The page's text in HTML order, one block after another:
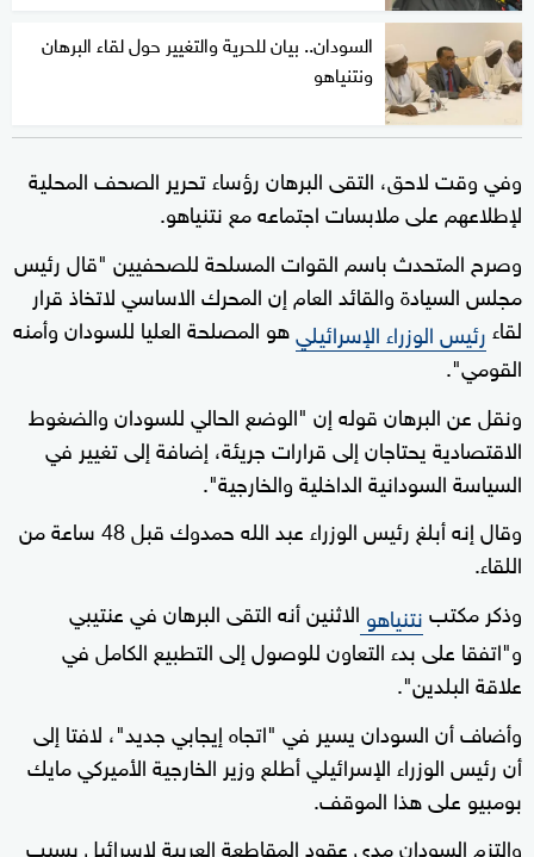
السودان.. بيان للحرية والتغيير حول لقاء البرهان
ونتنياهو
وفي وقت لاحق، التقى البرهان رؤساء تحرير الصحف المحلية
لإطلاعهم على ملابسات اجتماعه مع نتنياهو.
وصرح المتحدث باسم القوات المسلحة للصحفيين "قال رئيس
مجلس السيادة والقائد العام إن المحرك الاساسي لاتخاذ قرار
لقاء رئيس الوزراء الإسرائيليهو المصلحة العليا للسودان وأمنه
القومي".
ونقل عن البرهان قوله إن "الوضع الحالي للسودان والضغوط
الاقتصادية يحتاجان إلى قرارات جريئة، إضافة إلى تغيير في
السياسة السودانية الداخلية والخارجية".
وقال إنه أبلغ رئيس الوزراء عبد الله حمدوك قبل 48 ساعة من
اللقاء.
وذكر مكتبنتنياهو الاثنين أنه التقى البرهان في عنتيبي
و"اتفقا على بدء التعاون للوصول إلى التطبيع الكامل في
علاقة البلدين".
وأضاف أن السودان يسير في "اتجاه إيجابي جديد"، لافتا إلى
أن رئيس الوزراء الإسرائيلي أطلع وزير الخارجية الأميركي مايك
بومبيو على هذا الموقف.
والتزم السودان مدى عقود المقاطعة العربية لإسرائيل بسبب